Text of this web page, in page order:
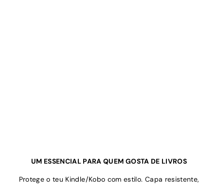
UM ESSENCIAL PARA QUEM GOSTA DE LIVROS
Protege o teu Kindle/Kobo com estilo. Capa resistente,